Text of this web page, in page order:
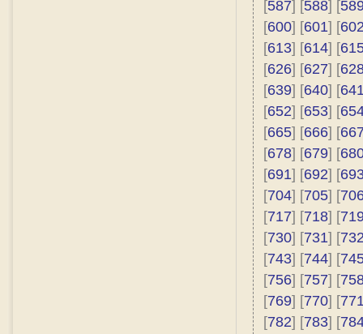
[587] [588] [
[600] [601] [
[613] [614] [
[626] [627] [
[639] [640] [
[652] [653] [
[665] [666] [
[678] [679] [
[691] [692] [
[704] [705] [
[717] [718] [
[730] [731] [
[743] [744] [
[756] [757] [
[769] [770] [
[782] [783] [